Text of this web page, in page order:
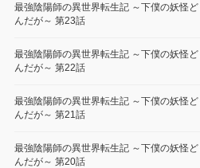
最強陰陽師の異世界転生記 ～下僕の妖怪
んだが～ 第23話
最強陰陽師の異世界転生記 ～下僕の妖怪
んだが～ 第22話
最強陰陽師の異世界転生記 ～下僕の妖怪
んだが～ 第21話
最強陰陽師の異世界転生記 ～下僕の妖怪
んだが～ 第20話